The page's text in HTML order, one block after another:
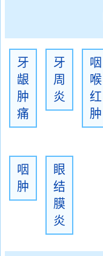
牙
龈
肿
痛
牙
周
炎
咽
喉
红
肿
咽
肿
眼
结
膜
炎